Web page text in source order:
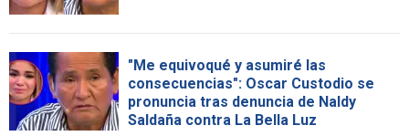
"Me equivoqué y asumiré las
consecuencias": Oscar Custodio se
pronuncia tras denuncia de Naldy
Saldaña contra La Bella Luz